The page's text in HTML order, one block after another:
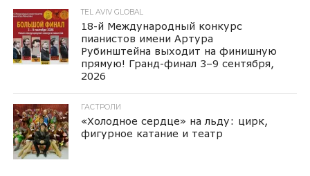
TEL AVIV GLOBAL
18-й Международный конкурс
пианистов имени Артура
Рубинштейна выходит на финишную
прямую! Гранд-финал 3–9 сентября,
2026
ГАСТРОЛИ
«Холодное сердце» на льду: цирк,
фигурное катание и театр